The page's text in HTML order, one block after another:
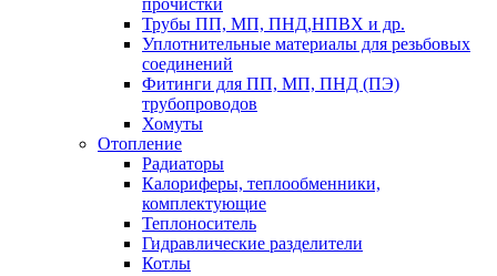
прочистки
Трубы ПП, МП, ПНД,НПВХ и др.
Уплотнительные материалы для резьбовых
соединений
Фитинги для ПП, МП, ПНД (ПЭ)
трубопроводов
Хомуты
Отопление
Радиаторы
Калориферы, теплообменники,
комплектующие
Теплоноситель
Гидравлические разделители
Котлы